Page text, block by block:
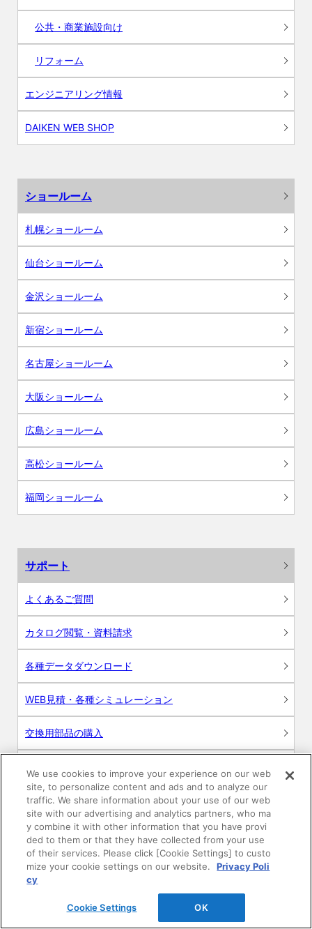
公共・商業施設向け
リフォーム
エンジニアリング情報
DAIKEN WEB SHOP
ショールーム
札幌ショールーム
仙台ショールーム
金沢ショールーム
新宿ショールーム
名古屋ショールーム
大阪ショールーム
広島ショールーム
高松ショールーム
福岡ショールーム
サポート
よくあるご質問
カタログ閲覧・資料請求
各種データダウンロード
WEB見積・各種シミュレーション
交換用部品の購入
お問い合わせ
ログイン
建築・設計関係者様向けサイト
We use cookies to improve your experience on our web
site, to personalize content and ads and to analyze our
traffic. We share information about your use of our web
site with our advertising and analytics partners, who ma
y combine it with other information that you have provi
ded to them or that they have collected from your use
of their services. Please click [Cookie Settings] to custo
mize your cookie settings on our website.
Privacy Poli
cy
Cookie Settings OK